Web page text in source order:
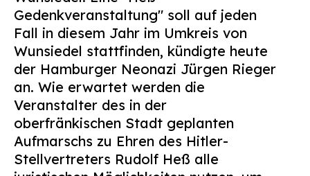
Über Uns
Infos & Broschüren
Archiv
Kontakt
Suchen
nach:
Gedenkveranstaltung" soll auf jeden
Fall in diesem Jahr im Umkreis von
Wunsiedel stattfinden, kündigte heute
der Hamburger Neonazi Jürgen Rieger
an. Wie erwartet werden die
Veranstalter des in der
oberfränkischen Stadt geplanten
Aufmarschs zu Ehren des Hitler-
Stellvertreters Rudolf Heß alle